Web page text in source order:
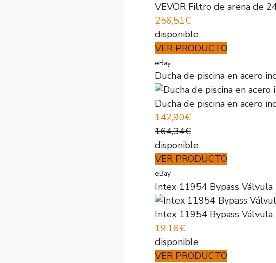
VEVOR Filtro de arena de
256,51€
disponible
VER PRODUCTO
eBay
Ducha de piscina en acero
Ducha de piscina en acero
142,90€
164,34€
disponible
VER PRODUCTO
eBay
Intex 11954 Bypass
Intex 11954 Bypass
19,16€
disponible
VER PRODUCTO